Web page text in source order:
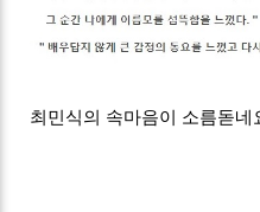
최민식의 속마음이 소름돋네